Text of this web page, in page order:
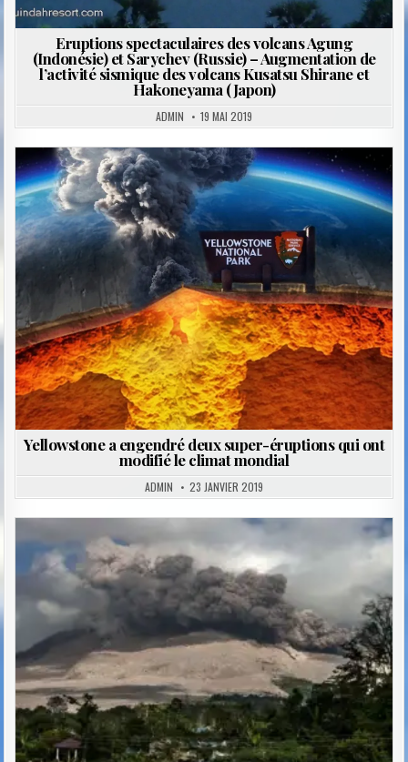
Eruptions spectaculaires des volcans Agung
(Indonésie) et Sarychev (Russie) – Augmentation de
l’activité sismique des volcans Kusatsu Shirane et
Hakoneyama (Japon)
ADMIN 19 MAI 2019
Posted
in
Yellowstone a engendré deux super-éruptions qui ont
modifié le climat mondial
ADMIN 23 JANVIER 2019
Posted
in